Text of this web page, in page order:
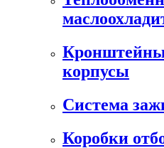
корпусы
Cистема
Коробки